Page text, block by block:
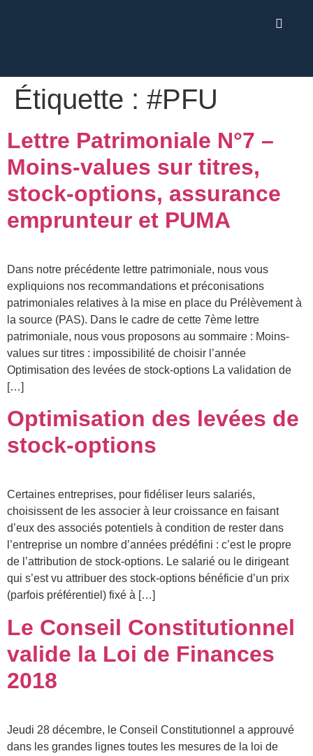
Étiquette : #PFU
Lettre Patrimoniale N°7 –
Moins-values sur titres,
stock-options, assurance
emprunteur et PUMA
Dans notre précédente lettre patrimoniale, nous vous
expliquions nos recommandations et préconisations
patrimoniales relatives à la mise en place du Prélèvement à
la source (PAS). Dans le cadre de cette 7ème lettre
patrimoniale, nous vous proposons au sommaire : Moins-
values sur titres : impossibilité de choisir l’année
Optimisation des levées de stock-options La validation de
[…]
Optimisation des levées de
stock-options
Certaines entreprises, pour fidéliser leurs salariés,
choisissent de les associer à leur croissance en faisant
d’eux des associés potentiels à condition de rester dans
l’entreprise un nombre d’années prédéfini : c’est le propre
de l’attribution de stock-options. Le salarié ou le dirigeant
qui s’est vu attribuer des stock-options bénéficie d’un prix
(parfois préférentiel) fixé à […]
Le Conseil Constitutionnel
valide la Loi de Finances
2018
Jeudi 28 décembre, le Conseil Constitutionnel a approuvé
dans les grandes lignes toutes les mesures de la loi de